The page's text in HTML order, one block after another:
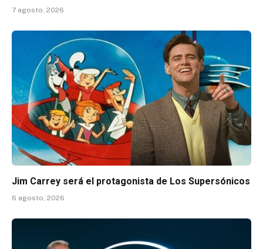
7 agosto, 2026
Jim Carrey será el protagonista de Los Supersónicos
6 agosto, 2026